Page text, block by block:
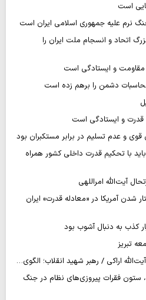
است
نرم علیه جمهوری اسلامی ایران است
اتحاد و انسجام ملت ایران را
مقاومت و ایستادگی است
دشمن را برهم زده است
قدرت و ایستادگی است
قوی و عدم تسلیم در برابر مستکبران بود
با تحکیم قدرت داخلی کشور همراه
آیت‌الله امراللهی
شدن آمریکا در «معادله قدرت» ایران
کذب به دنبال آشوب بود
تبریز
اراکی / رهبر شهید انقلاب؛ الگوی…
فقرات پیروزی‌های نظام در جنگ